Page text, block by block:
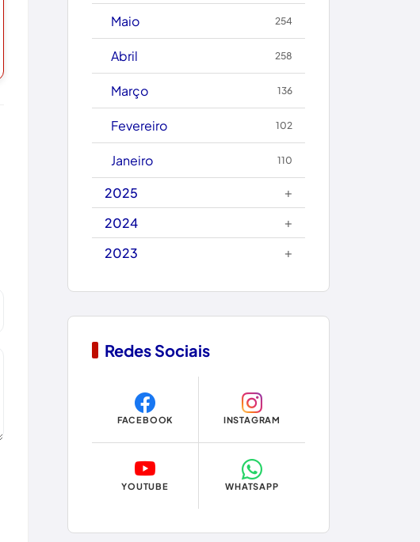
Caetanos
Caetité
Candiba
Cândido Sales
Caraíbas
Carinhanha
Caturama
Chapada Diamantina
Condeúba
Copa do Mundo 2026
Dom Basílio
Economia
Educação
Eleições 2024
Maio 254
Abril 258
Março 136
Fevereiro 102
Janeiro 110
2025
+
2024
+
2023
+
Redes Sociais
FACEBOOK INSTAGRAM
YOUTUBE WHATSAPP